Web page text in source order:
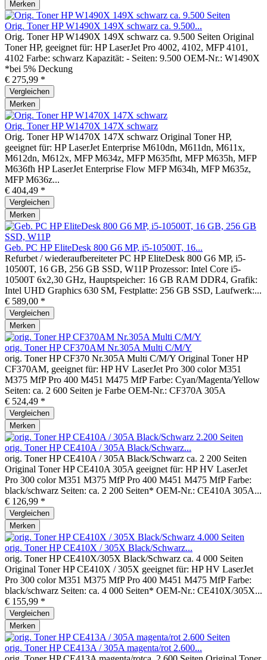
Merken
Orig. Toner HP W1490X 149X schwarz ca. 9.500...
Orig. Toner HP W1490X 149X schwarz ca. 9.500 Seiten Original
Toner HP, geeignet für: HP LaserJet Pro 4002, 4102, MFP 4101,
4102 Farbe: schwarz Kapazität: - Seiten: 9.500 OEM-Nr.: W1490X
*bei 5% Deckung
€ 275,99 *
Vergleichen
Merken
Orig. Toner HP W1470X 147X schwarz
Orig. Toner HP W1470X 147X schwarz Original Toner HP,
geeignet für: HP LaserJet Enterprise M610dn, M611dn, M611x,
M612dn, M612x, MFP M634z, MFP M635fht, MFP M635h, MFP
M636fh HP LaserJet Enterprise Flow MFP M634h, MFP M635z,
MFP M636z...
€ 404,49 *
Vergleichen
Merken
Geb. PC HP EliteDesk 800 G6 MP, i5-10500T, 16...
Refurbet / wiederaufbereiteter PC HP EliteDesk 800 G6 MP, i5-
10500T, 16 GB, 256 GB SSD, W11P Prozessor: Intel Core i5-
10500T 6x2,30 GHz, Hauptspeicher: 16 GB RAM DDR4, Grafik:
Intel UHD Graphics 630 SM, Festplatte: 256 GB SSD, Laufwerk:...
€ 589,00 *
Vergleichen
Merken
orig. Toner HP CF370AM Nr.305A Multi C/M/Y
orig. Toner HP CF370 Nr.305A Multi C/M/Y Original Toner HP
CF370AM, geeignet für: HP HV LaserJet Pro 300 color M351
M375 MfP Pro 400 M451 M475 MfP Farbe: Cyan/Magenta/Yellow
Seiten: ca. 2 600 Seiten je Farbe OEM-Nr.: CF370A 305A
€ 524,49 *
Vergleichen
Merken
orig. Toner HP CE410A / 305A Black/Schwarz...
orig. Toner HP CE410A / 305A Black/Schwarz ca. 2 200 Seiten
Original Toner HP CE410A 305A geeignet für: HP HV LaserJet
Pro 300 color M351 M375 MfP Pro 400 M451 M475 MfP Farbe:
black/schwarz Seiten: ca. 2 200 Seiten* OEM-Nr.: CE410A 305A...
€ 126,99 *
Vergleichen
Merken
orig. Toner HP CE410X / 305X Black/Schwarz...
orig. Toner HP CE410X/305X Black/Schwarz ca. 4 000 Seiten
Original Toner HP CE410X / 305X geeignet für: HP HV LaserJet
Pro 300 color M351 M375 MfP Pro 400 M451 M475 MfP Farbe:
black/schwarz Seiten: ca. 4 000 Seiten* OEM-Nr.: CE410X/305X...
€ 155,99 *
Vergleichen
Merken
orig. Toner HP CE413A / 305A magenta/rot 2.600...